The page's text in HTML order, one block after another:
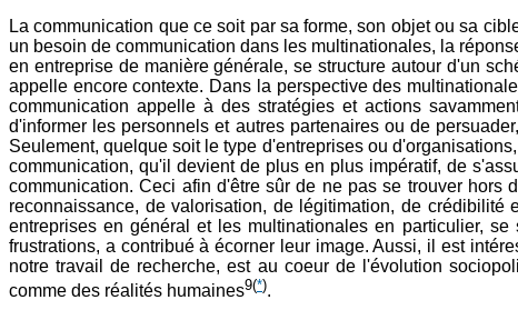
La communication que ce soit par sa forme, son objet ou sa
un besoin de communication dans les multinationales, la
en entreprise de manière générale, se structure autour d'un
appelle encore contexte. Dans la perspective des
communication appelle à des stratégies et actions
d'informer les personnels et autres partenaires ou de
Seulement, quelque soit le type d'entreprises ou
communication, qu'il devient de plus en plus impératif, de
communication. Ceci afin d'être sûr de ne pas se trouver hors
reconnaissance, de valorisation, de légitimation, de
entreprises en général et les multinationales en particulier,
frustrations, a contribué à écorner leur image. Aussi, il est
notre travail de recherche, est au coeur de l'évolution
comme des réalités humaines9(*).